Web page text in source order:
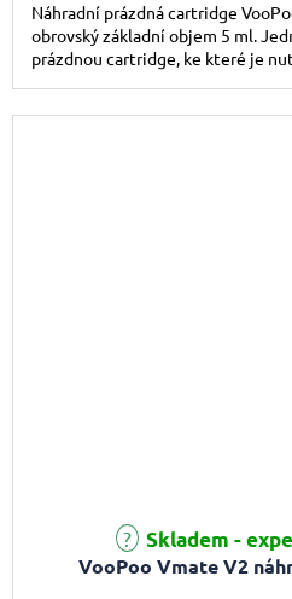
Náhradní prázdná cartridge
obrovský základní objem 5 ml.
prázdnou cartridge, ke které je
VooPoo Vmate V2
Skladem -